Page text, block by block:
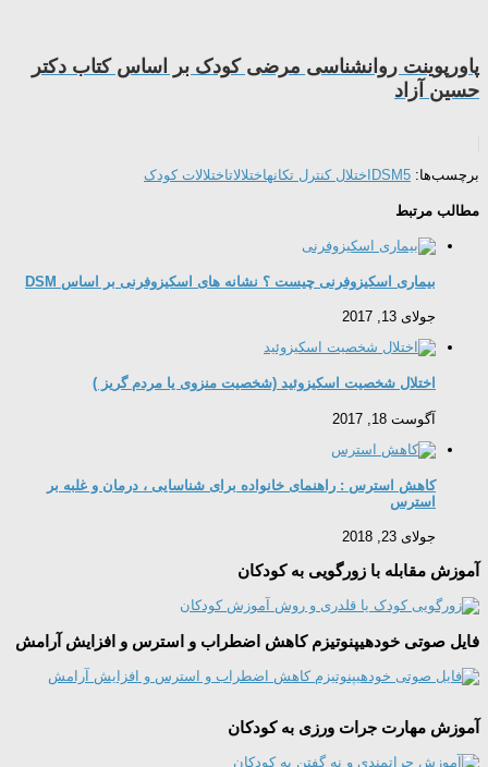
پاورپوینت روانشناسی مرضی کودک بر اساس کتاب دکتر
حسین آزاد
برچسب‌ها: DSM5 اختلال کنترل تکانهاختلالاتاختلالات کودک
مطالب مرتبط
بیماری اسکیزوفرنی چیست ؟ نشانه های اسکیزوفرنی بر اساس DSM
جولای 13, 2017
اختلال شخصیت اسکیزوئید (شخصیت منزوی یا مردم گریز )
آگوست 18, 2017
کاهش استرس : راهنمای خانواده برای شناسایی ، درمان و غلبه بر
استرس
جولای 23, 2018
آموزش مقابله با زورگویی به کودکان
فایل صوتی خودهیپنوتیزم کاهش اضطراب و استرس و افزایش آرامش
آموزش مهارت جرات ورزی به کودکان